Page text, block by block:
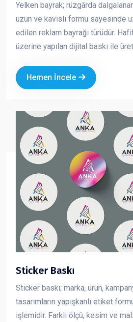
Yelken bayrak; rüzgârda
uzun ve kavisli formu sayesinde
edilen reklam bayrağı türüdür.
üzerine yapılan dijital baskı ile
Hemen İncele
Sticker Baskı
Sticker baskı; marka, ürün,
tasarımların yapışkanlı etiket
işlemidir. Farklı ölçü, kesim ve